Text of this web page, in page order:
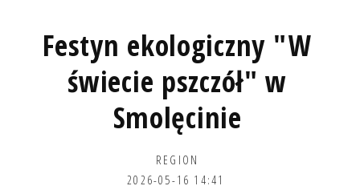
Festyn ekologiczny "W
świecie pszczół" w
Smolęcinie
REGION
2026-05-16 14:41